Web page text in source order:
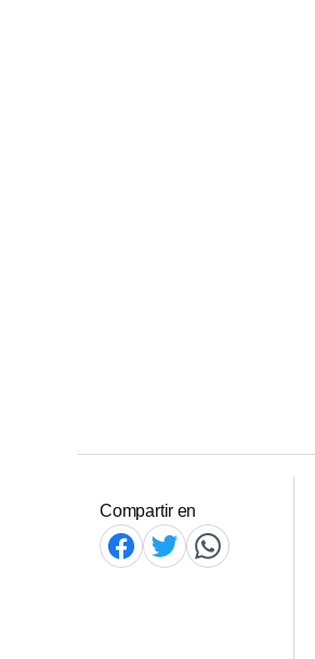
Compartir en